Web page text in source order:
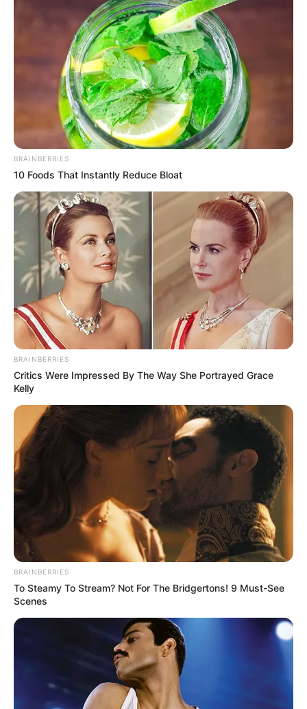
BRAINBERRIES
10 Foods That Instantly Reduce Bloat
BRAINBERRIES
Critics Were Impressed By The Way She Portrayed Grace
Kelly
BRAINBERRIES
To Steamy To Stream? Not For The Bridgertons! 9 Must-See
Scenes